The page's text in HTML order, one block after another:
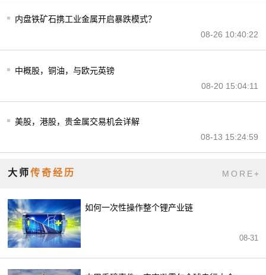
内盘铁矿石携工业金属开启暴跌模式？
08-26 10:40:22
中概股，铜油，与欧元英镑
08-20 15:04:11
美股，港股，贵金属交易机会详解
08-13 15:24:59
大师传奇经历 MORE+
如何一次性操作整个锂产业链
08-31